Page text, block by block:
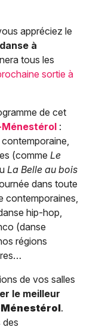
appréciez le
à
tous les
sortie à
de cet
:
(comme Le
La Belle au bois
dans toute
contemporaines,
hip-hop,
(danse
régions
de vos salles
le meilleur
.
des